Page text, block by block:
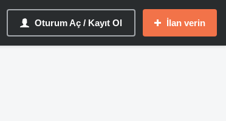
Oturum Aç / Kayıt Ol İlan verin